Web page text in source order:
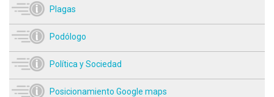
Plagas
Podólogo
Política y Sociedad
Posicionamiento Google maps